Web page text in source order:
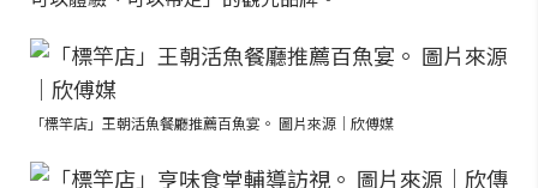
「標竿店」王朝活魚餐廳推薦百魚宴。 圖片來源｜欣傅媒